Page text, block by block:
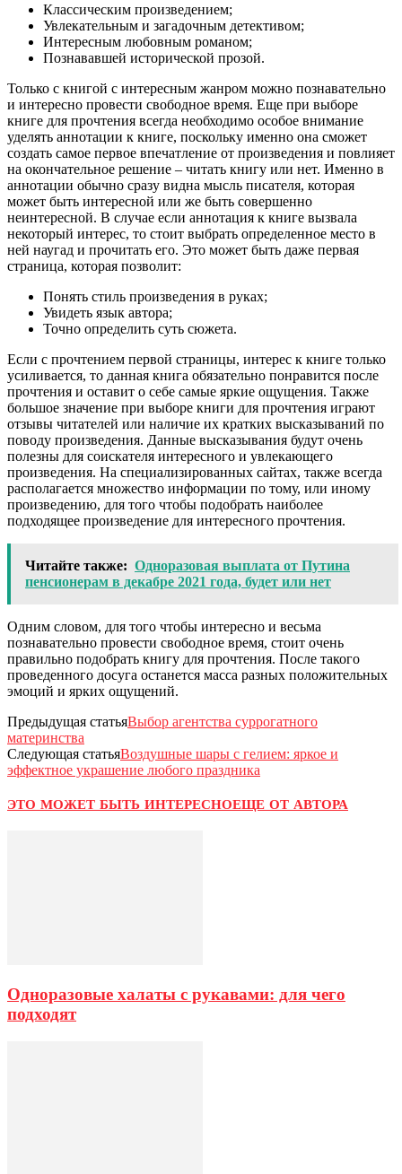
Классическим произведением;
Увлекательным и загадочным детективом;
Интересным любовным романом;
Познававшей исторической прозой.
Только с книгой с интересным жанром можно познавательно
и интересно провести свободное время. Еще при выборе
книге для прочтения всегда необходимо особое внимание
уделять аннотации к книге, поскольку именно она сможет
создать самое первое впечатление от произведения и повлияет
на окончательное решение – читать книгу или нет. Именно в
аннотации обычно сразу видна мысль писателя, которая
может быть интересной или же быть совершенно
неинтересной. В случае если аннотация к книге вызвала
некоторый интерес, то стоит выбрать определенное место в
ней наугад и прочитать его. Это может быть даже первая
страница, которая позволит:
Понять стиль произведения в руках;
Увидеть язык автора;
Точно определить суть сюжета.
Если с прочтением первой страницы, интерес к книге только
усиливается, то данная книга обязательно понравится после
прочтения и оставит о себе самые яркие ощущения. Также
большое значение при выборе книги для прочтения играют
отзывы читателей или наличие их кратких высказываний по
поводу произведения. Данные высказывания будут очень
полезны для соискателя интересного и увлекающего
произведения. На специализированных сайтах, также всегда
располагается множество информации по тому, или иному
произведению, для того чтобы подобрать наиболее
подходящее произведение для интересного прочтения.
Читайте также: Одноразовая выплата от Путина
пенсионерам в декабре 2021 года, будет или нет
Одним словом, для того чтобы интересно и весьма
познавательно провести свободное время, стоит очень
правильно подобрать книгу для прочтения. После такого
проведенного досуга останется масса разных положительных
эмоций и ярких ощущений.
Предыдущая статьяВыбор агентства суррогатного
материнства
Следующая статьяВоздушные шары с гелием: яркое и
эффектное украшение любого праздника
ЭТО МОЖЕТ БЫТЬ ИНТЕРЕСНОЕЩЕ ОТ АВТОРА
Одноразовые халаты с рукавами: для чего
подходят